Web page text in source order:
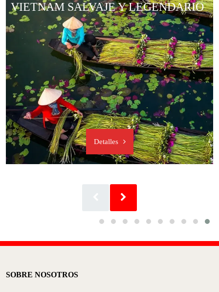
VIETNAM SALVAJE Y LEGENDARIO
Detalles
SOBRE NOSOTROS